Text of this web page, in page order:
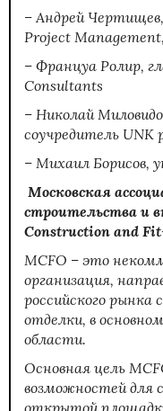
– Андрей
Project
– Француа Ролир,
Consultants
– Николай
соучредитель UNK
– Михаил Борисов,
Московская
строительства и
Construction and
MCFO – это
организация,
российского
отделки, в
области.
Основная цель
возможностей для
открытой